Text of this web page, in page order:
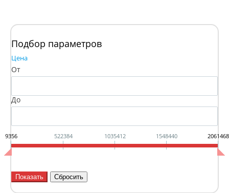
Подбор параметров
Цена
От
До
9356 522384 1035412 1548440 2061468